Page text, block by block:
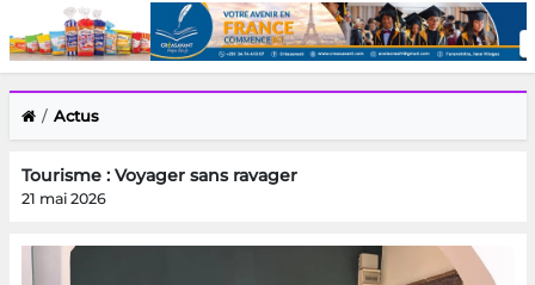
Actus
Tourisme : Voyager sans ravager
21 mai 2026